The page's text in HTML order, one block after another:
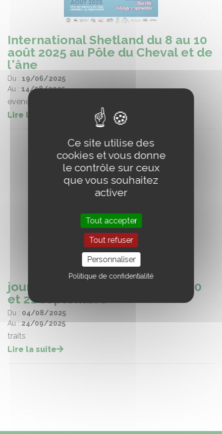
International Shetland du 8 au 10
août 2025 au Pôle du Cheval et de
l'âne
Du : 19/06/2025
Au : 14/08/2025
evenement élevage
Lire la suite
journées Traits du Perche les 20
et 21 septembre
Du : 04/08/2025
Au : 24/09/2025
traits
Lire la suite
Ce site utilise des
cookies et vous donne
le contrôle sur ceux
que vous souhaitez
activer
Tout accepter
Tout refuser
Personnaliser
Politique de confidentialité